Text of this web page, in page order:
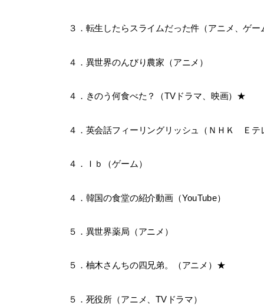
３．転生したらスライムだった件（アニメ、ゲー
４．異世界のんびり農家（アニメ）
４．きのう何食べた？（TVドラマ、映画）★
４．英会話フィーリングリッシュ（ＮＨＫ Ｅテ
４．Ｉｂ（ゲーム）
４．韓国の食堂の紹介動画（YouTube）
５．異世界薬局（アニメ）
５．柚木さんちの四兄弟。（アニメ）★
５．死役所（アニメ、TVドラマ）